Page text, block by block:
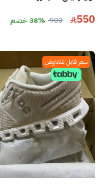
550
900 38% خصم
سعر قابل للتفاوض